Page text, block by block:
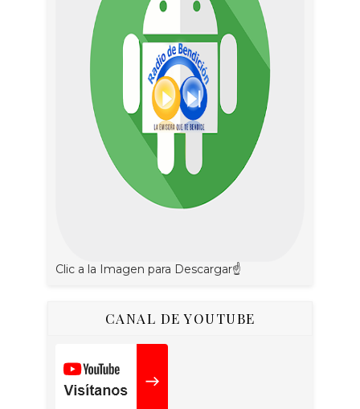
Clic a la Imagen para Descargar☝
CANAL DE YOUTUBE